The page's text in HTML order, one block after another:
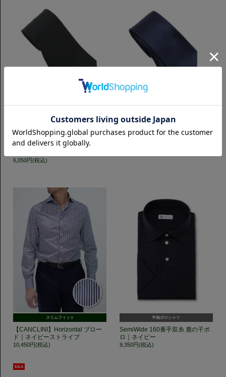
ネクタイ
【THE NIKKEI MAGAZINE掲載商
品】LORO PIANA SUPER150's
AUSTRALIS ソリッド ウールネク
6,050円(税込)
ネクタイ
サテンソリッド ネクタイ｜ネイビ
スリムフィット
【CANCLINI】Horizontal ブロー
ド｜ネイビーストライプ
10,450円(税込)
半袖ポロシャツ
SemiWide 160番手双糸 鹿の子ポ
ロ｜ネイビー
9,350円(税込)